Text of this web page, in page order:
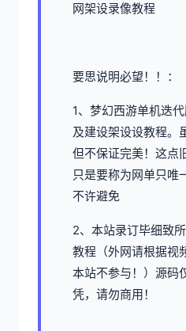
网架设录像教程
要思说明必望！！：
1、 梦幻西游单机迭代
及建设架设设教程。
但不保证完美！这点
只是要称为网单只唯
不许避免
2、本站录订毕细致
教程（外网请根据视
本站不参与！）源码
凭，请勿商用！